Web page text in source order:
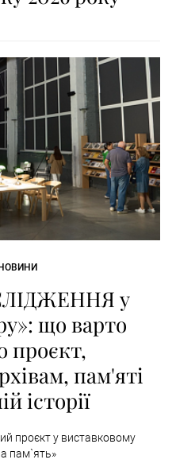
у
що варто
проєкт,
пам'яті
історії
проєкт у виставковому
пам`ять»